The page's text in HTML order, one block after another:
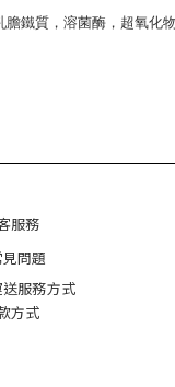
膽鐵質，溶菌酶，超氧化
服務
見問題
送服務方式
方式